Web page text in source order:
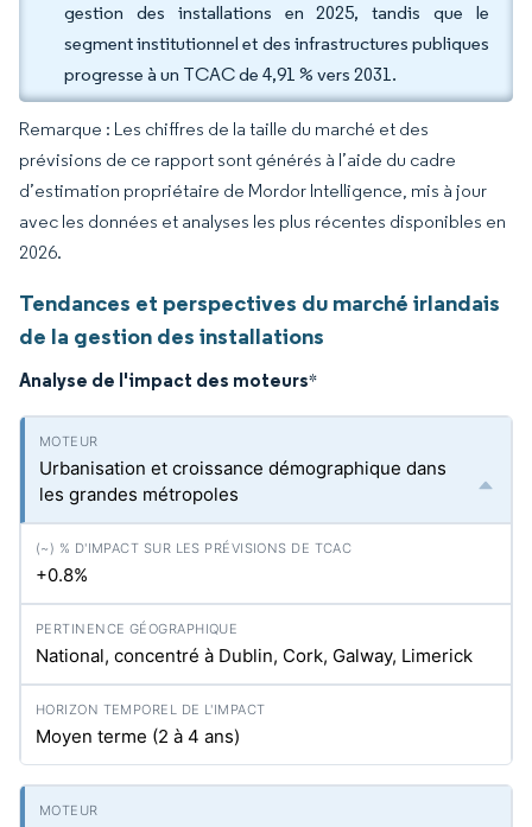
gestion des installations en 2025, tandis que le
segment institutionnel et des infrastructures publiques
progresse à un TCAC de 4,91 % vers 2031.
Remarque : Les chiffres de la taille du marché et des
prévisions de ce rapport sont générés à l’aide du cadre
d’estimation propriétaire de Mordor Intelligence, mis à jour
avec les données et analyses les plus récentes disponibles en
2026.
Tendances et perspectives du marché irlandais
de la gestion des installations
Analyse de l'impact des moteurs*
Urbanisation et croissance démographique dans
les grandes métropoles
+0.8%
National, concentré à Dublin, Cork, Galway, Limerick
Moyen terme (2 à 4 ans)